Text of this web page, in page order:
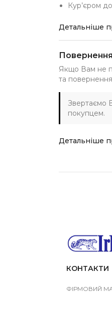
Кур’єром
Детальніше
Якщо Вам не
та повернення
Звертаємо
покупцем.
Детальніше
КОНТАКТИ
ФІРМОВИЙ